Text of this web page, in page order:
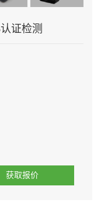
证检测
获取报价